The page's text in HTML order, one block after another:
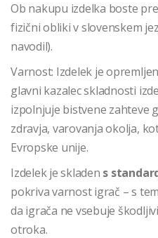
Ob nakupu izdelka boste
fizični obliki v slovenskem
navodil).
Varnost: Izdelek je
glavni kazalec skladnosti
izpolnjuje bistvene zahteve
zdravja, varovanja okolja,
Evropske unije.
Izdelek je skladen s
pokriva varnost igrač – s
da igrača ne vsebuje
otroka.